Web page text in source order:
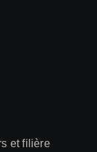
et filière